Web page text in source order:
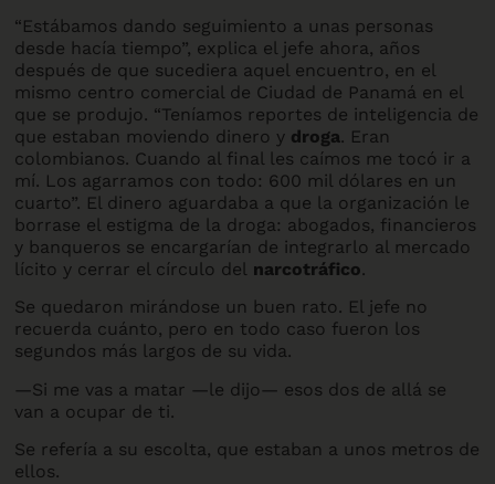
“Estábamos dando seguimiento a unas personas
desde hacía tiempo”, explica el jefe ahora, años
después de que sucediera aquel encuentro, en el
mismo centro comercial de Ciudad de Panamá en el
que se produjo. “Teníamos reportes de inteligencia de
que estaban moviendo dinero y droga. Eran
colombianos. Cuando al final les caímos me tocó ir a
mí. Los agarramos con todo: 600 mil dólares en un
cuarto”. El dinero aguardaba a que la organización le
borrase el estigma de la droga: abogados, financieros
y banqueros se encargarían de integrarlo al mercado
lícito y cerrar el círculo del narcotráfico.
Se quedaron mirándose un buen rato. El jefe no
recuerda cuánto, pero en todo caso fueron los
segundos más largos de su vida.
—Si me vas a matar —le dijo— esos dos de allá se
van a ocupar de ti.
Se refería a su escolta, que estaban a unos metros de
ellos.